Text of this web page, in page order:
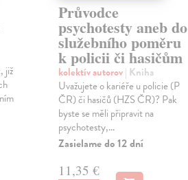
již
Průvodce
psychotesty aneb do
služebního poměru
k policii či hasičům
kolektív autorov| Kniha
Uvažujete o kariéře u policie (P
ČR) či hasičů (HZS ČR)? Pak
byste se měli připravit na
psychotesty,...
Zasielame do 12 dní
11,35 €